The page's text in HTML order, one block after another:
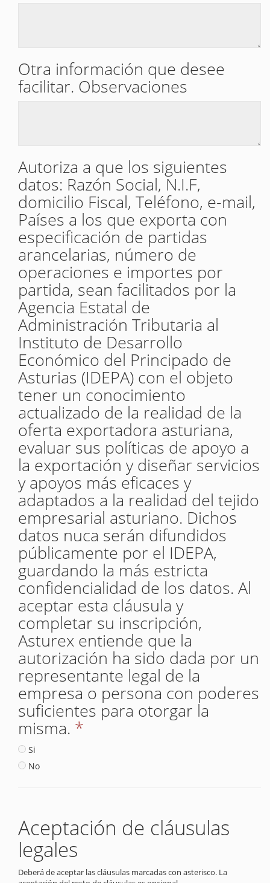
Otra información que desee
facilitar. Observaciones
Autoriza a que los siguientes
datos: Razón Social, N.I.F,
domicilio Fiscal, Teléfono, e-mail,
Países a los que exporta con
especificación de partidas
arancelarias, número de
operaciones e importes por
partida, sean facilitados por la
Agencia Estatal de
Administración Tributaria al
Instituto de Desarrollo
Económico del Principado de
Asturias (IDEPA) con el objeto
tener un conocimiento
actualizado de la realidad de la
oferta exportadora asturiana,
evaluar sus políticas de apoyo a
la exportación y diseñar servicios
y apoyos más eficaces y
adaptados a la realidad del tejido
empresarial asturiano. Dichos
datos nuca serán difundidos
públicamente por el IDEPA,
guardando la más estricta
confidencialidad de los datos. Al
aceptar esta cláusula y
completar su inscripción,
Asturex entiende que la
autorización ha sido dada por un
representante legal de la
empresa o persona con poderes
suficientes para otorgar la
misma. *
Si
No
Aceptación de cláusulas
legales
Deberá de aceptar las cláusulas marcadas con asterisco. La